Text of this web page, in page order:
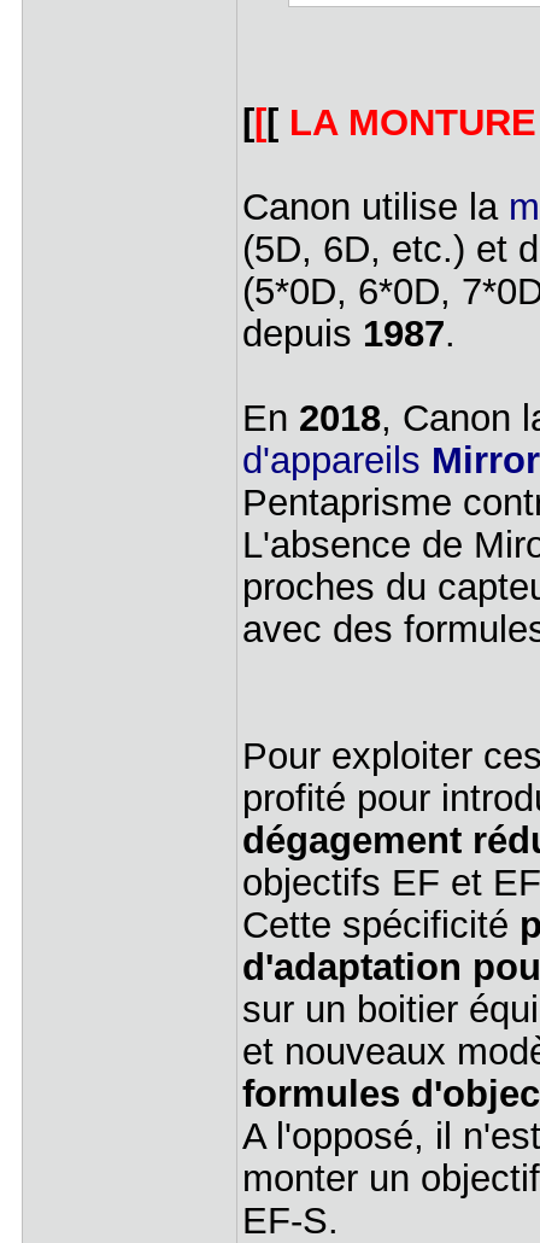
[[[ LA
Canon utilise la
(5D, 6D, etc.) et
(5*0D, 6*0D,
depuis 1987.
En 2018, Canon
d'appareils
Pentaprisme
L'absence de
proches du
avec des
Pour exploiter
profité pour
dégagement
objectifs EF et
Cette spécificité
d'adaptation
sur un boitier
et nouveaux
formules
A l'opposé, il
monter un
EF-S.